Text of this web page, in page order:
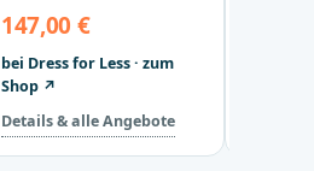
147,00 €
bei Dress for Less · zum
Shop ↗
Details & alle Angebote